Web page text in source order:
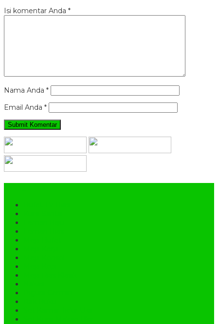
Isi komentar Anda *
Nama Anda *
Email Anda *